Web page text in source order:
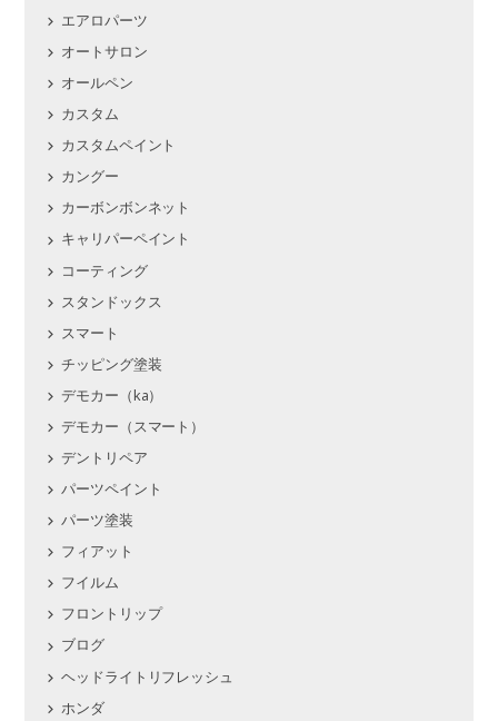
エアロパーツ
オートサロン
オールペン
カスタム
カスタムペイント
カングー
カーボンボンネット
キャリパーペイント
コーティング
スタンドックス
スマート
チッピング塗装
デモカー（ka）
デモカー（スマート）
デントリペア
パーツペイント
パーツ塗装
フィアット
フイルム
フロントリップ
ブログ
ヘッドライトリフレッシュ
ホンダ